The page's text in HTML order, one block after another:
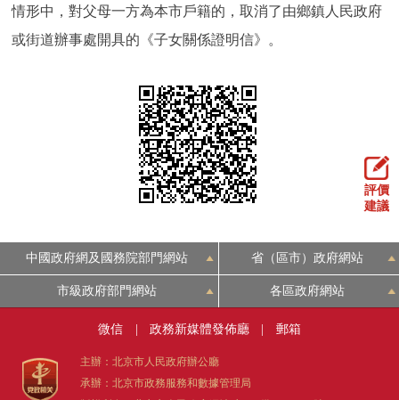
走進北京
圖説北京
한국어
DEUTSCH FRANÇAIS РУССКИЙ ЯЗЫК
ITALIANO
情形中，對父母一方為本市戶籍的，取消了由鄉鎮人民政府
或街道辦事處開具的《子女關係證明信》。
評價
建議
中國政府網及國務院部門網站 省（區市）政府網站
市級政府部門網站 各區政府網站
微信 政務新媒體發佈廳 郵箱
主辦：北京市人民政府辦公廳
承辦：北京市政務服務和數據管理局